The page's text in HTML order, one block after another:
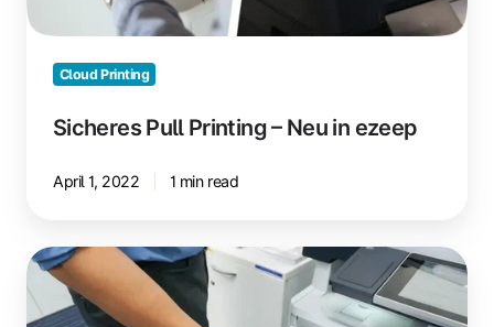
Cloud Printing
Sicheres Pull Printing – Neu in ezeep
April 1, 2022 1 min read
Was
Pull